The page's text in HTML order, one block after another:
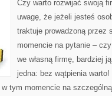
Czy warto rozwijać swoją
uwagę, że jeżeli jesteś
traktuje prowadzoną przez
momencie na pytanie –
we własną firmę, bardziej
jedna: bez wątpienia
tym momencie na